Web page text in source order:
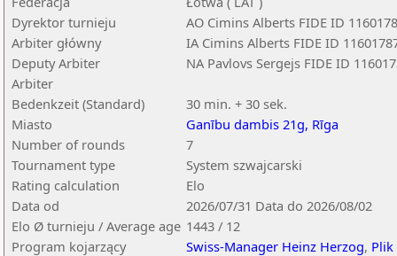
Dyrektor turnieju
AO Cimins Alberts FIDE ID
Arbiter główny
IA Cimins Alberts FIDE ID
Deputy Arbiter
NA Pavlovs Sergejs FIDE ID
Arbiter
Bedenkzeit (Standard)
30 min. + 30 sek.
Miasto
Ganību dambis 21g, Rīga
Number of rounds
7
Tournament type
System szwajcarski
Rating calculation
Elo
Data od
2026/07/31 Data do 2026/08/02
Elo Ø turnieju / Average age 1443 / 12
Program kojarzący
Swiss-Manager Heinz Herzog,